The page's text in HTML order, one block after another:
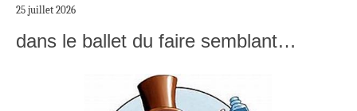
25 juillet 2026
dans le ballet du faire semblant…